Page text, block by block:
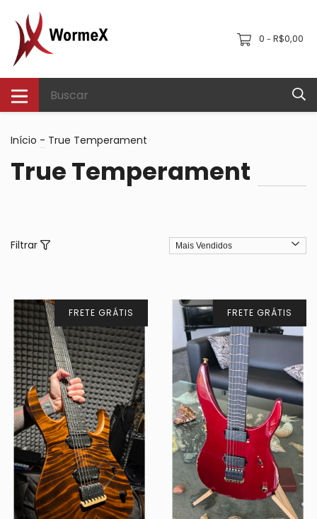
0 - R$0,00
Início - True Temperament
True Temperament
Filtrar
FRETE GRÁTIS FRETE GRÁTIS